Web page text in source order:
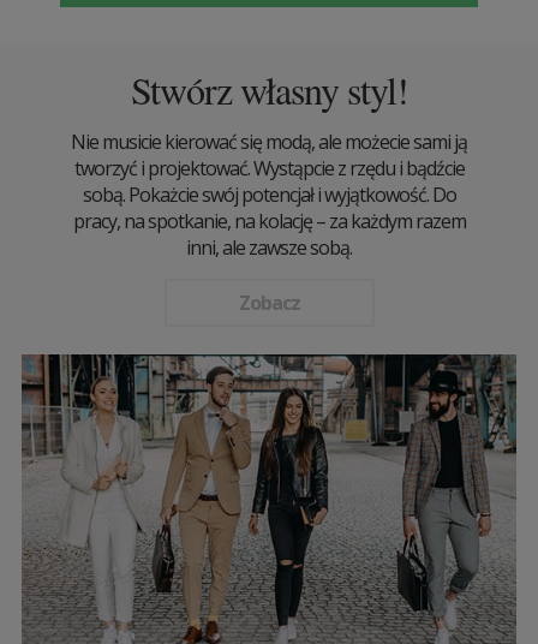
Stwórz własny styl!
Nie musicie kierować się modą, ale możecie sami ją
tworzyć i projektować. Wystąpcie z rzędu i bądźcie
sobą. Pokażcie swój potencjał i wyjątkowość. Do
pracy, na spotkanie, na kolację – za każdym razem
inni, ale zawsze sobą.
Zobacz